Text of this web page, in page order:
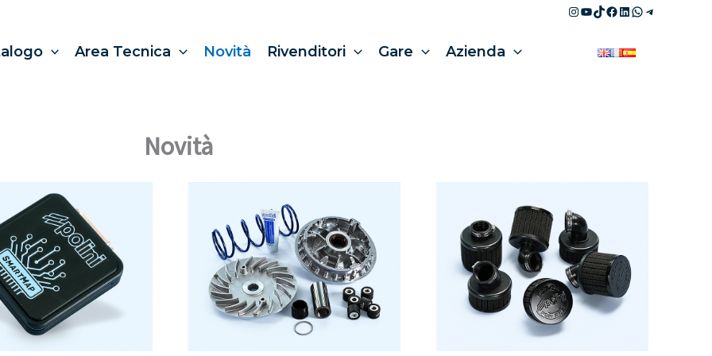
Instagram
YouTube
TikTok
Facebook
LinkedIn
WhatsApp
Telegram
Area Tecnica Novità Rivenditori Gare Azienda
Novità